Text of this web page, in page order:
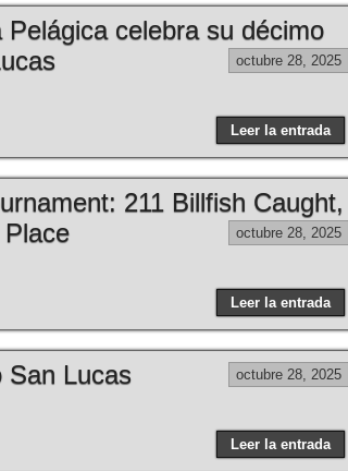
celebra su décimo
octubre 28, 2025
Leer la entrada
211 Billfish Caught,
Place
octubre 28, 2025
Leer la entrada
San Lucas octubre 28, 2025
Leer la entrada